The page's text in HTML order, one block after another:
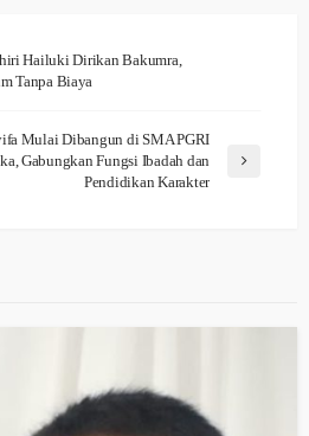
Hailuki Dirikan Bakumra,
Tanpa Biaya
Mulai Dibangun di SMA PGRI
Gabungkan Fungsi Ibadah dan
Pendidikan Karakter